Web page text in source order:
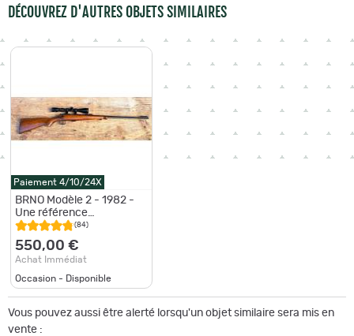
DÉCOUVREZ D'AUTRES OBJETS SIMILAIRES
Paiement 4/10/24X
BRNO Modèle 2 - 1982 -
Une référence
intemporelle du tir en .22
LR
(84)
550,00 €
Achat Immédiat
Occasion - Disponible
Vous pouvez aussi être alerté lorsqu'un objet similaire sera mis en
vente :